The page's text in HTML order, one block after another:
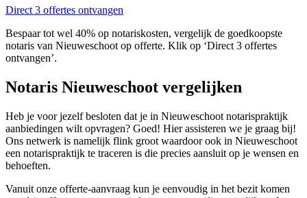
Direct 3 offertes ontvangen
Bespaar tot wel 40% op notariskosten, vergelijk de goedkoopste
notaris van Nieuweschoot op offerte. Klik op ‘Direct 3 offertes
ontvangen’.
Notaris Nieuweschoot vergelijken
Heb je voor jezelf besloten dat je in Nieuweschoot notarispraktijk
aanbiedingen wilt opvragen? Goed! Hier assisteren we je graag bij!
Ons netwerk is namelijk flink groot waardoor ook in Nieuweschoot
een notarispraktijk te traceren is die precies aansluit op je wensen en
behoeften.
Vanuit onze offerte-aanvraag kun je eenvoudig in het bezit komen